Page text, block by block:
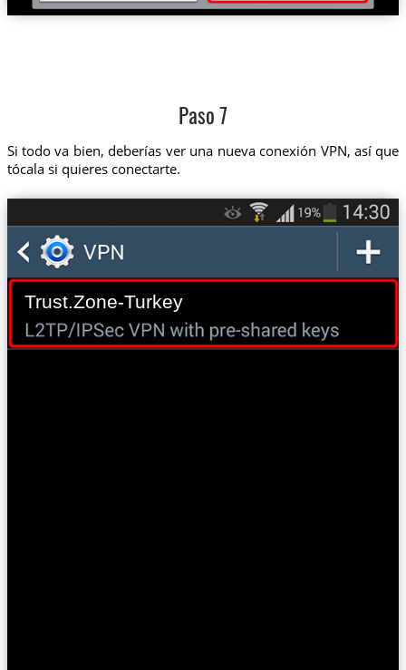
Paso 7
Si todo va bien, deberías ver una nueva conexión VPN, así que
tócala si quieres conectarte.
Trust.Zone-Turkey